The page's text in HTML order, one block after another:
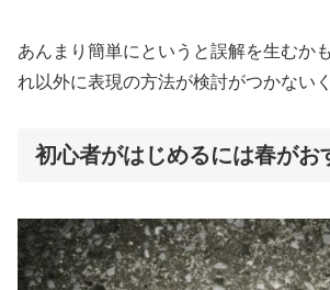
あんまり簡単にというと誤解を生むか
れ以外に表現の方法が検討がつかない
初心者がはじめるには春がお